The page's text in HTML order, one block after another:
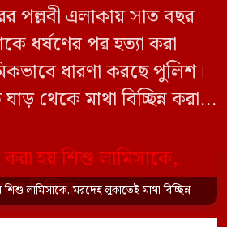
পল্লবী এলাকায় সাত বছর
ধর্ষণের পর হত্যা করা
ধারণা করছে পুলিশ।
থেকে মাথা বিচ্ছিন্ন করা
হত্যাকাণ্ডে পাশের ফ্ল্যাটের
(৩০) ও তার স্ত্রী স্বপ্না
৭ ঘণ্টার […]
লামিসাকে, মরদেহ লুকাতেই মাথা বিচ্ছিন্ন